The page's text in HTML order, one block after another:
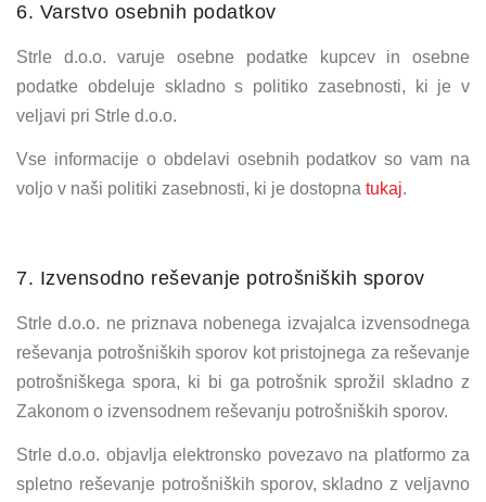
6. Varstvo osebnih podatkov
Strle d.o.o. varuje osebne podatke kupcev in osebne
podatke obdeluje skladno s politiko zasebnosti, ki je v
veljavi pri Strle d.o.o.
Vse informacije o obdelavi osebnih podatkov so vam na
voljo v naši politiki zasebnosti, ki je dostopna tukaj.
7. Izvensodno reševanje potrošniških sporov
Strle d.o.o. ne priznava nobenega izvajalca izvensodnega
reševanja potrošniških sporov kot pristojnega za reševanje
potrošniškega spora, ki bi ga potrošnik sprožil skladno z
Zakonom o izvensodnem reševanju potrošniških sporov.
Strle d.o.o. objavlja elektronsko povezavo na platformo za
spletno reševanje potrošniških sporov, skladno z veljavno